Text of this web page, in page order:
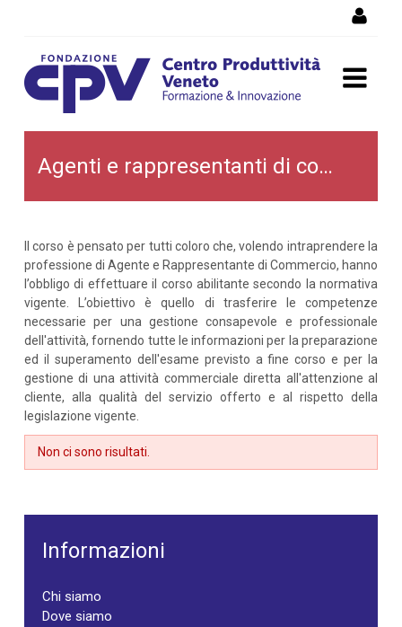
Agenti e rappresentanti di
commercio
Agenti e rappresentanti di commercio
Il corso è pensato per tutti coloro che, volendo intraprendere la
professione di Agente e Rappresentante di Commercio, hanno
l’obbligo di effettuare il corso abilitante secondo la normativa
vigente. L’obiettivo è quello di trasferire le competenze
necessarie per una gestione consapevole e professionale
dell'attività, fornendo tutte le informazioni per la preparazione
ed il superamento dell'esame previsto a fine corso e per la
gestione di una attività commerciale diretta all'attenzione al
cliente, alla qualità del servizio offerto e al rispetto della
legislazione vigente.
Non ci sono risultati.
Informazioni
Chi siamo
Dove siamo